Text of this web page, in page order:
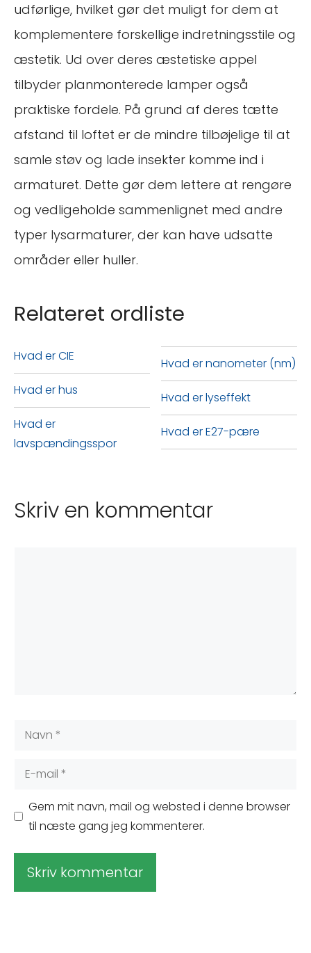
udførlige, hvilket gør det muligt for dem at
komplementere forskellige indretningsstile og
æstetik. Ud over deres æstetiske appel
tilbyder planmonterede lamper også
praktiske fordele. På grund af deres tætte
afstand til loftet er de mindre tilbøjelige til at
samle støv og lade insekter komme ind i
armaturet. Dette gør dem lettere at rengøre
og vedligeholde sammenlignet med andre
typer lysarmaturer, der kan have udsatte
områder eller huller.
Relateret ordliste
Hvad er CIE
Hvad er hus
Hvad er
lavspændingsspor
Hvad er nanometer (nm)
Hvad er lyseffekt
Hvad er E27-pære
Skriv en kommentar
Navn
Gem mit navn, mail og websted i denne browser
til næste gang jeg kommenterer.